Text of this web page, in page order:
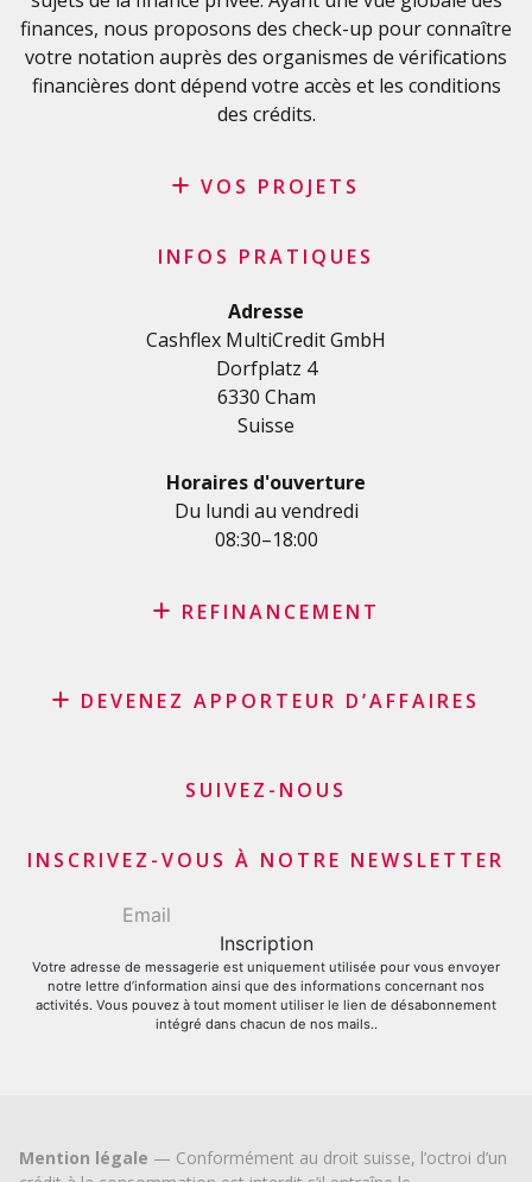
Liste de contrôle importante
Conditions générales
Politique de confidentialité
finances, nous proposons des check-up pour connaître
votre notation auprès des organismes de vérifications
financières dont dépend votre accès et les conditions
des crédits.
VOS PROJETS
Crédit personnel en Suisse
Crédit rénovation
Crédit véhicule
Crédit de formation
Crédit médical
Crédit personnel pour les indépendants
Crédit PME
Carte de crédit
INFOS PRATIQUES
Adresse
Cashflex MultiCredit GmbH
Dorfplatz 4
6330 Cham
Suisse
Horaires d'ouverture
Du lundi au vendredi
08:30–18:00
REFINANCEMENT
Rachat de leasing
Demande carte de crédit
DEVENEZ APPORTEUR D’AFFAIRES
Apporteurs d’affaires commerçants et marchands
SUIVEZ-NOUS
INSCRIVEZ-VOUS À NOTRE NEWSLETTER
Votre adresse de messagerie est uniquement utilisée pour vous envoyer
notre lettre d’information ainsi que des informations concernant nos
activités. Vous pouvez à tout moment utiliser le lien de désabonnement
intégré dans chacun de nos mails..
Mention légale — Conformément au droit suisse, l’octroi d’un